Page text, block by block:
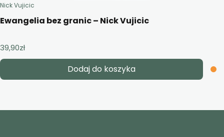
Nick Vujicic
Ewangelia bez granic – Nick Vujicic
39,90zł
Dodaj do koszyka